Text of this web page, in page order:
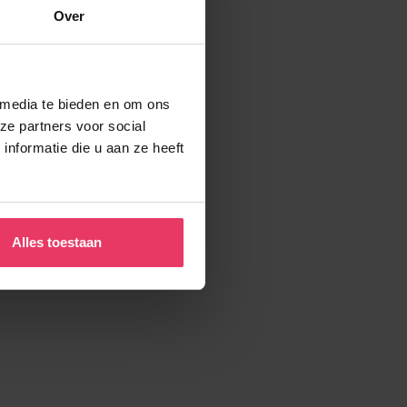
Over
te bieden en om ons
partners voor social
die u aan ze heeft
Alles toestaan